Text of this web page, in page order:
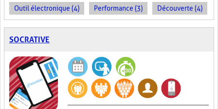
Outil électronique (4) Performance (3) Découverte (4)
SOCRATIVE